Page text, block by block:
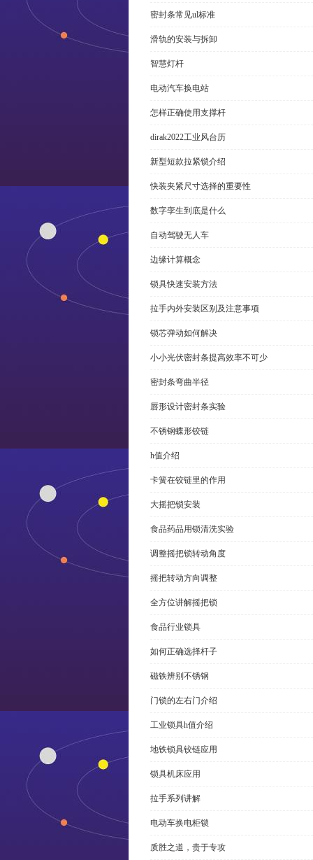
密封条常见ul标准
滑轨的安装与拆卸
智慧灯杆
电动汽车换电站
怎样正确使用支撑杆
dirak2022工业风台历
新型短款拉紧锁介绍
快装夹紧尺寸选择的重要性
数字孪生到底是什么
自动驾驶无人车
边缘计算概念
锁具快速安装方法
拉手内外安装区别及注意事项
锁芯弹动如何解决
小小光伏密封条提高效率不可少
密封条弯曲半径
唇形设计密封条实验
不锈钢蝶形铰链
h值介绍
卡簧在铰链里的作用
大摇把锁安装
食品药品用锁清洗实验
调整摇把锁转动角度
摇把转动方向调整
全方位讲解摇把锁
食品行业锁具
如何正确选择杆子
磁铁辨别不锈钢
门锁的左右门介绍
工业锁具h值介绍
地铁锁具铰链应用
锁具机床应用
拉手系列讲解
电动车换电柜锁
质胜之道，贵于专攻